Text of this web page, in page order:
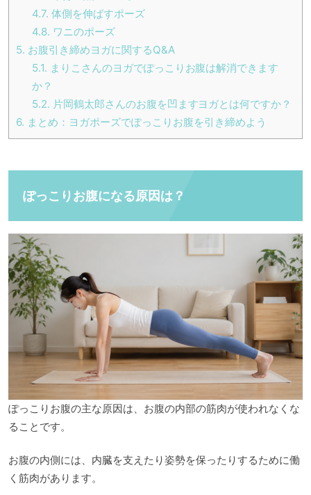
4.7. 体側を伸ばすポーズ
4.8. ワニのポーズ
5. お腹引き締めヨガに関するQ&A
5.1. まりこさんのヨガでぽっこりお腹は解消できます
か？
5.2. 片岡鶴太郎さんのお腹を凹ますヨガとは何ですか？
6. まとめ：ヨガポーズでぽっこりお腹を引き締めよう
ぽっこりお腹になる原因は？
ぽっこりお腹の主な原因は、お腹の内部の筋肉が使われなくな
ることです。
お腹の内側には、内臓を支えたり姿勢を保ったりするために働
く筋肉があります。